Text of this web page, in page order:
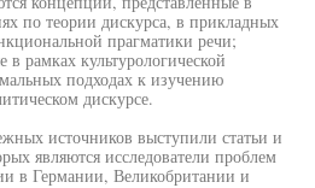
по теории дискурса, в прикладных
прагматики речи;
рамках культурологической
подходах к изучению
дискурсе.
источников выступили статьи и
являются исследователи проблем
в Германии, Великобритании и